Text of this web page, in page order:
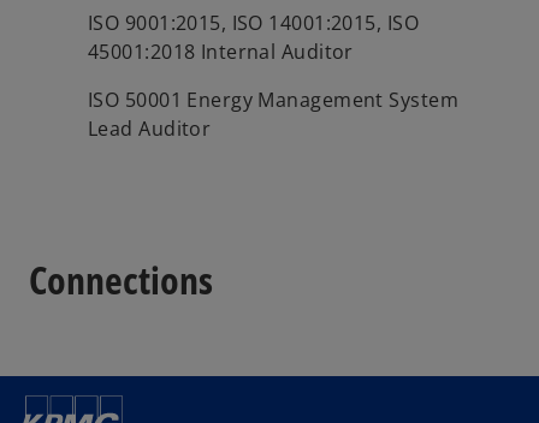
ISO 9001:2015, ISO 14001:2015, ISO
45001:2018 Internal Auditor
ISO 50001 Energy Management System
Lead Auditor
Connections